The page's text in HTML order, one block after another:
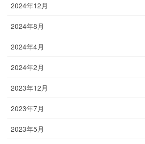
2024年12月
2024年8月
2024年4月
2024年2月
2023年12月
2023年7月
2023年5月